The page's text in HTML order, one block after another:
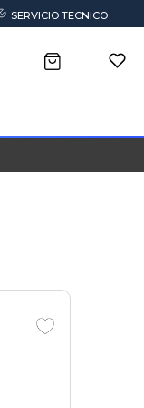
SERVICIO TECNICO